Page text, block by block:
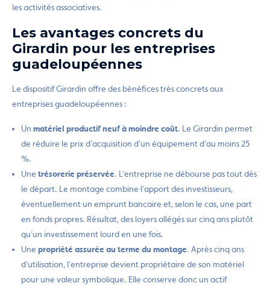
les activités associatives.
Les avantages concrets du
Girardin pour les entreprises
guadeloupéennes
Le dispositif Girardin offre des bénéfices très concrets aux
entreprises guadeloupéennes :
Un matériel productif neuf à moindre coût. Le Girardin permet
de réduire le prix d’acquisition d’un équipement d’au moins 25
%.
Une trésorerie préservée. L’entreprise ne débourse pas tout dès
le départ. Le montage combine l’apport des investisseurs,
éventuellement un emprunt bancaire et, selon le cas, une part
en fonds propres. Résultat, des loyers allégés sur cinq ans plutôt
qu’un investissement lourd en une fois.
Une propriété assurée au terme du montage. Après cinq ans
d’utilisation, l’entreprise devient propriétaire de son matériel
pour une valeur symbolique. Elle conserve donc un actif